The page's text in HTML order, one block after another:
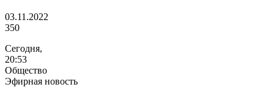
03.11.2022
350
Сегодня,
20:53
Общество
Эфирная новость